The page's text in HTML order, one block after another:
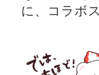
に、コラボ